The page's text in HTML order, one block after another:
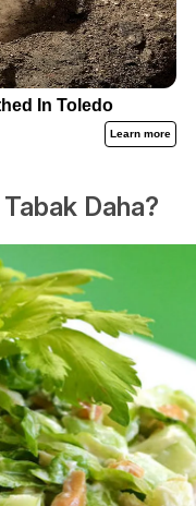
Daha?